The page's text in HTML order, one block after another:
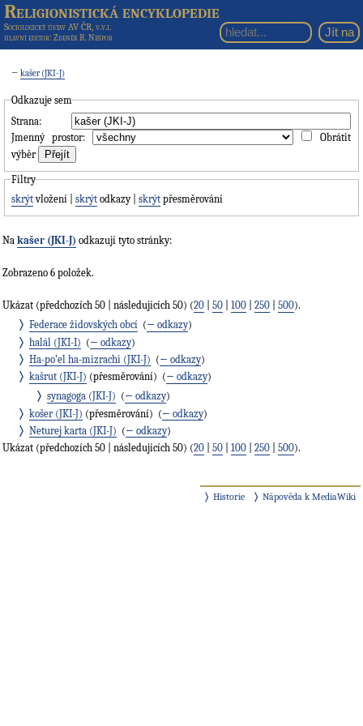
Religionistická encyklopedie
Sociologický ústav AV ČR, v.v.i.
hlavní editor: Zdeněk R. Nešpor
←kašer (JKI-J)
Odkazuje sem
Strana:
Jmenný prostor:
Obrátit
výběr
Filtry
skrýtvložení |skrýt odkazy |skrýt přesměrování
Na kašer (JKI-J) odkazují tyto stránky:
Zobrazeno 6 položek.
Ukázat (předchozích 50 | následujících 50) (20 50 100 250 500).
Federace židovských obcí (← odkazy)
halál (JKI-I) (← odkazy)
Ha-po’el ha-mizrachi (JKI-J) (← odkazy)
kašrut (JKI-J) (přesměrování) ‎ (← odkazy)
synagoga (JKI-J) (← odkazy)
košer (JKI-J) (přesměrování) ‎ (← odkazy)
Neturej karta (JKI-J) (← odkazy)
Ukázat (předchozích 50 | následujících 50) (20 50 100 250 500).
Historie Nápověda k MediaWiki